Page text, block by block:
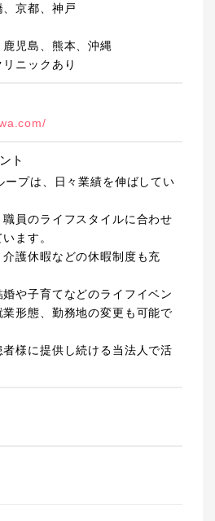
、京都、神戸
鹿児島、熊本、沖縄
ニックあり
ト
ープは、日々業績を伸ばしてい
員のライフスタイルに合わせ
ます。
護休暇などの休暇制度も充
や子育てなどのライフイベン
業形態、勤務地の変更も可能で
様に提供し続ける当法人で活